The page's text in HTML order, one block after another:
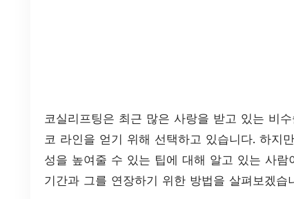
코실리프팅은 최근 많은 사랑을 받고 있는 비
코 라인을 얻기 위해 선택하고 있습니다. 하지
성을 높여줄 수 있는 팁에 대해 알고 있는 사람
기간과 그를 연장하기 위한 방법을 살펴보겠습